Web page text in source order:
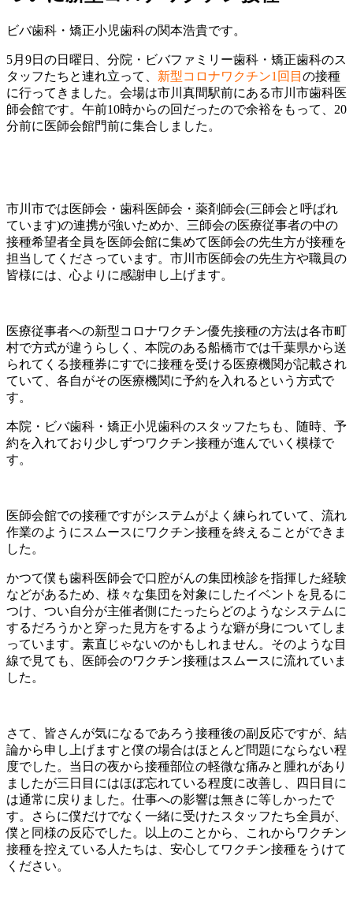
ビバ歯科・矯正小児歯科の関本浩貴です。
5月9日の日曜日、分院・ビバファミリー歯科・矯正歯科のス
タッフたちと連れ立って、 新型コロナワクチン1回目 の接種
に行ってきました。会場は市川真間駅前にある市川市歯科医
師会館です。午前10時からの回だったので余裕をもって、20
分前に医師会館門前に集合しました。
市川市では医師会・歯科医師会・薬剤師会(三師会と呼ばれ
ています)の連携が強いためか、三師会の医療従事者の中の
接種希望者全員を医師会館に集めて医師会の先生方が接種を
担当してくださっています。市川市医師会の先生方や職員の
皆様には、心よりに感謝申し上げます。
医療従事者への新型コロナワクチン優先接種の方法は各市町
村で方式が違うらしく、本院のある船橋市では千葉県から送
られてくる接種券にすでに接種を受ける医療機関が記載され
ていて、各自がその医療機関に予約を入れるという方式で
す。
本院・ビバ歯科・矯正小児歯科のスタッフたちも、随時、予
約を入れており少しずつワクチン接種が進んでいく模様で
す。
医師会館での接種ですがシステムがよく練られていて、流れ
作業のようにスムースにワクチン接種を終えることができま
した。
かつて僕も歯科医師会で口腔がんの集団検診を指揮した経験
などがあるため、様々な集団を対象にしたイベントを見るに
つけ、つい自分が主催者側にたったらどのようなシステムに
するだろうかと穿った見方をするような癖が身についてしま
っています。素直じゃないのかもしれません。そのような目
線で見ても、医師会のワクチン接種はスムースに流れていま
した。
さて、皆さんが気になるであろう接種後の副反応ですが、結
論から申し上げますと僕の場合はほとんど問題にならない程
度でした。当日の夜から接種部位の軽微な痛みと腫れがあり
ましたが三日目にはほぼ忘れている程度に改善し、四日目に
は通常に戻りました。仕事への影響は無きに等しかったで
す。さらに僕だけでなく一緒に受けたスタッフたち全員が、
僕と同様の反応でした。以上のことから、これからワクチン
接種を控えている人たちは、安心してワクチン接種をうけて
ください。